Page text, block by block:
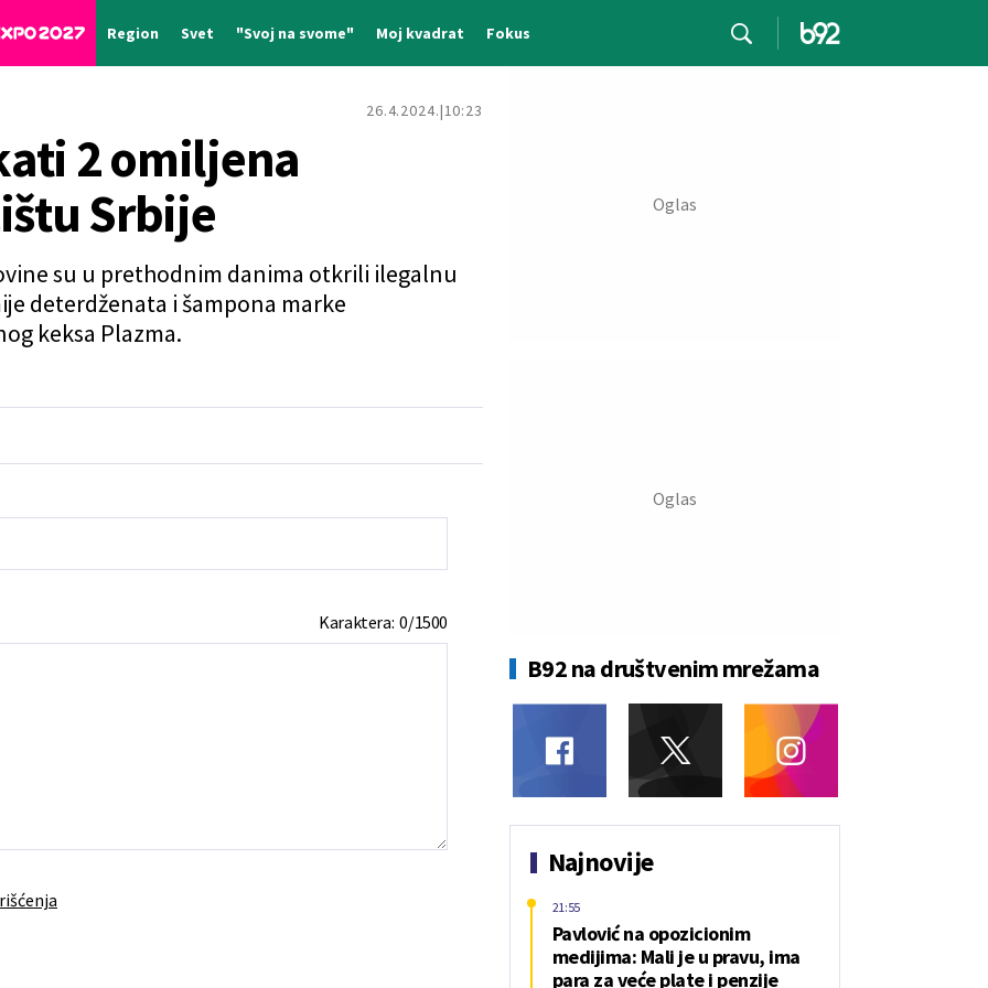
Region Svet "Svoj na svome" Moj kvadrat Fokus
26.4.2024. 10:23
2 omiljena
Srbije
su u prethodnim danima otkrili ilegalnu
deterdženata i šampona marke
keksa Plazma.
Karaktera:0/1500
B92 na društvenim mrežama
Najnovije
Pavlović na opozicionim
medijima: Mali je u pravu, ima
para za veće plate i penzije
21:55